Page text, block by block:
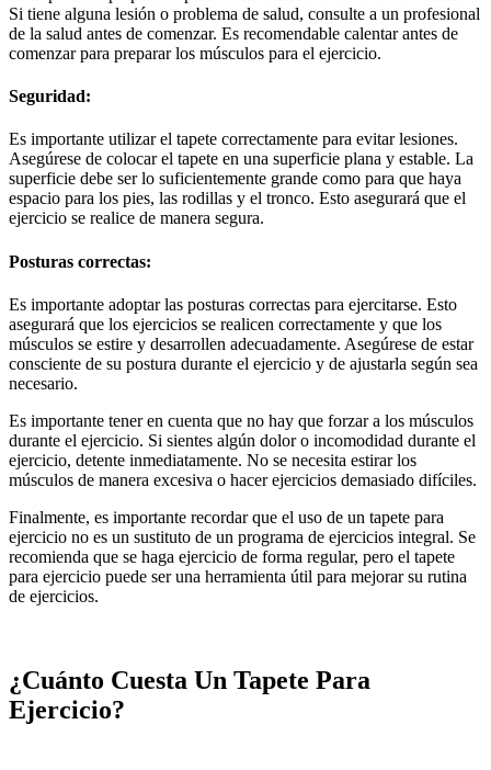
Si tiene alguna lesión o problema de salud, consulte a un profesional
de la salud antes de comenzar. Es recomendable calentar antes de
comenzar para preparar los músculos para el ejercicio.
Seguridad:
Es importante utilizar el tapete correctamente para evitar lesiones.
Asegúrese de colocar el tapete en una superficie plana y estable. La
superficie debe ser lo suficientemente grande como para que haya
espacio para los pies, las rodillas y el tronco. Esto asegurará que el
ejercicio se realice de manera segura.
Posturas correctas:
Es importante adoptar las posturas correctas para ejercitarse. Esto
asegurará que los ejercicios se realicen correctamente y que los
músculos se estire y desarrollen adecuadamente. Asegúrese de estar
consciente de su postura durante el ejercicio y de ajustarla según sea
necesario.
Es importante tener en cuenta que no hay que forzar a los músculos
durante el ejercicio. Si sientes algún dolor o incomodidad durante el
ejercicio, detente inmediatamente. No se necesita estirar los
músculos de manera excesiva o hacer ejercicios demasiado difíciles.
Finalmente, es importante recordar que el uso de un tapete para
ejercicio no es un sustituto de un programa de ejercicios integral. Se
recomienda que se haga ejercicio de forma regular, pero el tapete
para ejercicio puede ser una herramienta útil para mejorar su rutina
de ejercicios.
¿Cuánto Cuesta Un Tapete Para
Ejercicio?